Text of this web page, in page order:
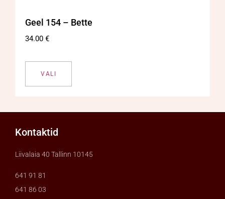
Geel 154 – Bette
34.00 €
VALI
Kontaktid
Liivalaia 40 Tallinn 10145
641 91 81
641 86 03